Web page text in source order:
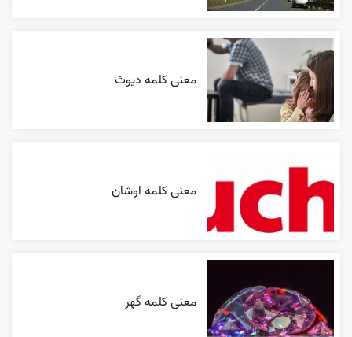
معنی کلمه دیوث
معنی کلمه اوشان
معنی کلمه گهر